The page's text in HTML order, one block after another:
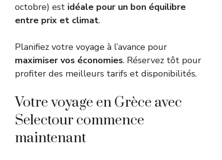
octobre) est idéale pour un bon équilibre
entre prix et climat.
Planifiez votre voyage à l’avance pour
maximiser vos économies. Réservez tôt pour
profiter des meilleurs tarifs et disponibilités.
Votre voyage en Grèce avec
Selectour commence
maintenant